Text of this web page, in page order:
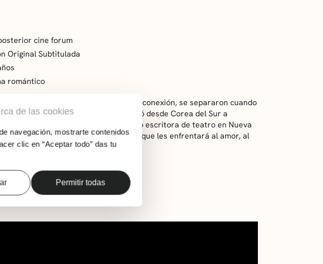
de las cookies
navegación, mostrarte contenidos
clic en “Aceptar todo” das tu
Permitir todas
cine forum
Original Subtitulada
romántico
amigos de la infancia con una fuerte conexión, se separaron cuando
entonces tenía solo 10 años, emigró desde Corea del Sur a
después, cuando Nora trabaja como escritora de teatro en Nueva
y pasarán juntos unos días que les enfrentará al amor, al
que componen una vida.
Song